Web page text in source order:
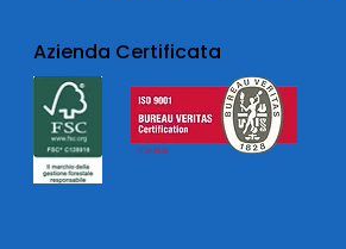
Azienda Certificata